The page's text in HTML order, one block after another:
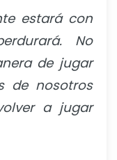
estará con
No
de jugar
de nosotros
a jugar